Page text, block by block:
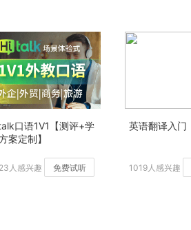
口语1V1【测评+学
案定制】
人感兴趣 免费试听
英语翻译入门
1019人感兴趣